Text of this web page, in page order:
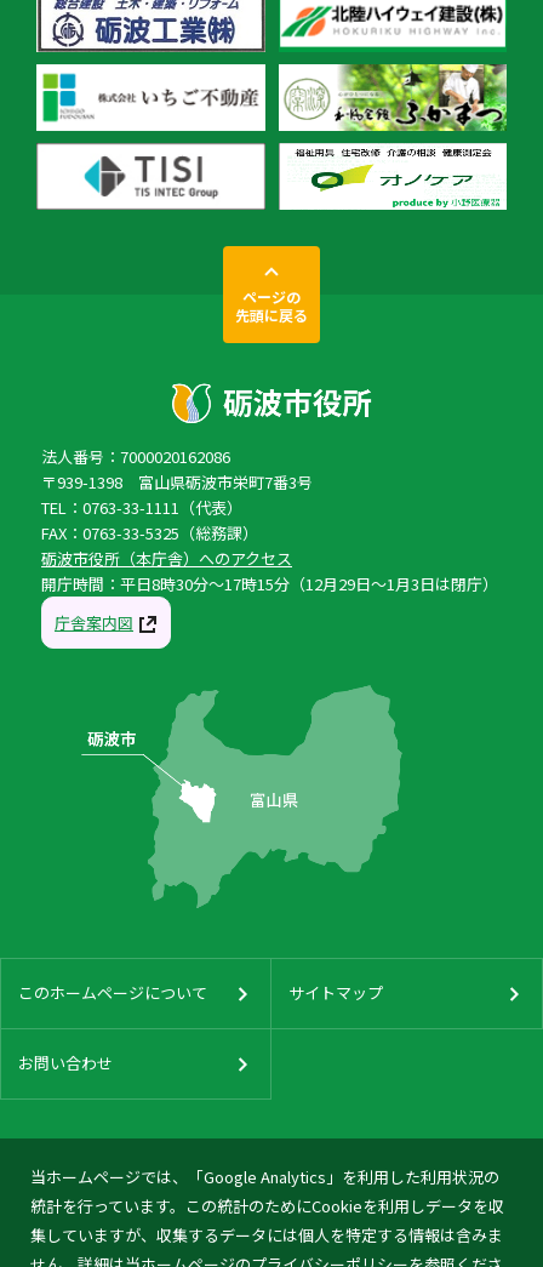
当ホームページでは、「Google Analytics」を利用した利用状況の
統計を行っています。この統計のためにCookieを利用しデータを収
集していますが、収集するデータには個人を特定する情報は含みま
ページの
先頭に戻る
法人番号：7000020162086
〒939-1398 富山県砺波市栄町7番3号
TEL：0763-33-1111（代表）
FAX：0763-33-5325（総務課）
砺波市役所（本庁舎）へのアクセス
開庁時間：平日8時30分〜17時15分（12月29日〜1月3日は閉庁）
庁舎案内図
このホームページについて サイトマップ
お問い合わせ